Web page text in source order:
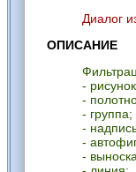
Диалог
ОПИСАНИЕ
-
-
- группа;
-
-
-